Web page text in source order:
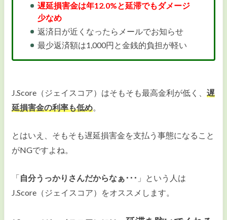
遅延損害金は年12.0%と延滞でもダメージ
少なめ
返済日が近くなったらメールでお知らせ
最少返済額は1,000円と金銭的負担が軽い
J.Score（ジェイスコア）はそもそも最高金利が低く、遅
延損害金の利率も低め。
とはいえ、そもそも遅延損害金を支払う事態になること
がNGですよね。
「自分うっかりさんだからなぁ･･･ 」という人は
J.Score（ジェイスコア）をオススメします。